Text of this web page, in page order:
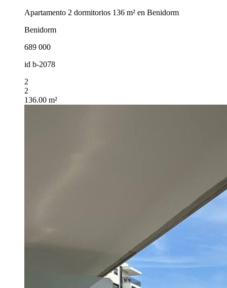
Apartamento 2 dormitorios 136 m² en Benidorm
Benidorm
689 000
id b-2078
2
2
136.00 m²